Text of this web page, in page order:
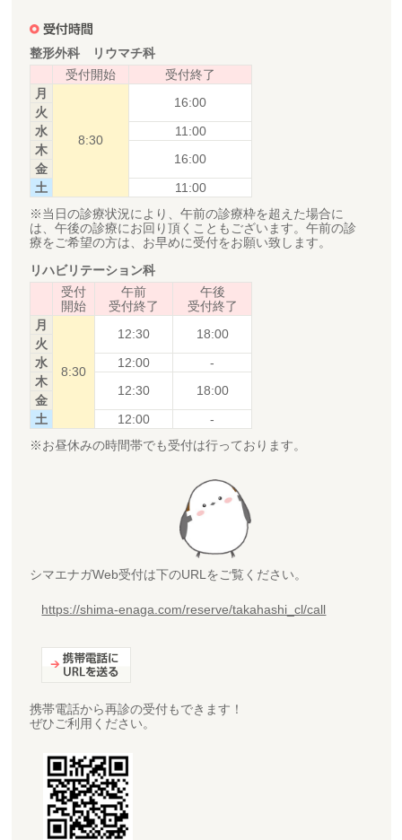
整形外科 リウマチ科
受付開始
受付終了
月
8:30
16:00
火
水
11:00
木
16:00
金
土
11:00
※当日の診療状況により、午前の診療枠を超えた場合に
は、午後の診療にお回り頂くこともございます。午前の診
療をご希望の方は、お早めに受付をお願い致します。
リハビリテーション科
受付
開始
午前
受付終了
午後
受付終了
月
8:30
12:30 18:00
火
水
12:00
-
木
12:30 18:00
金
土
12:00
-
※お昼休みの時間帯でも受付は行っております。
シマエナガWeb受付は下のURLをご覧ください。
https://shima-enaga.com/reserve/takahashi_cl/call
携帯電話から再診の受付もできます！
ぜひご利用ください。